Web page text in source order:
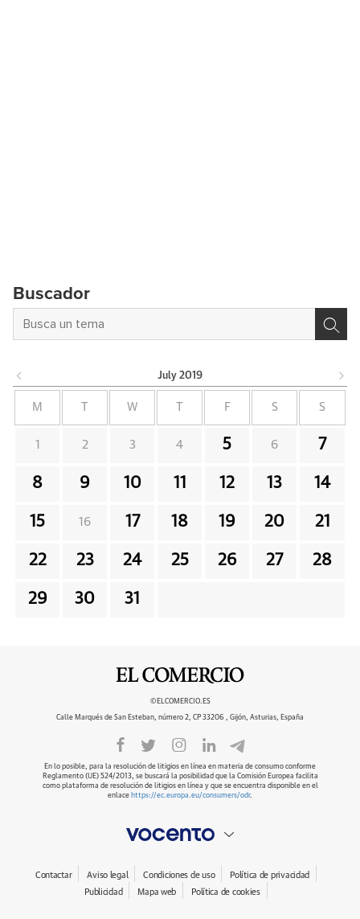
Buscador
July 2019
M W F S S
1 2 3 4 5 6 7
8 9 10 11 12 13 14
15 16 17 18 19 20 21
22 23 24 25 26 27 28
29 30 31
©ELCOMERCIO.ES
Calle Marqués de San Esteban, número 2, CP 33206 , Gijón, Asturias, España
En lo posible, para la resolución de litigios en línea en materia de consumo conforme
Reglamento (UE) 524/2013, se buscará la posibilidad que la Comisión Europea facilita
como plataforma de resolución de litigios en línea y que se encuentra disponible en el
enlace https://ec.europa.eu/consumers/odr.
Contactar Aviso legal Condiciones de uso
Política de privacidad
Publicidad
Mapa web Política de cookies